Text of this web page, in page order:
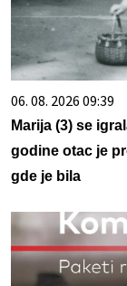
06. 08. 2026 09:39
Marija (3) se
godine otac je
gde je bila